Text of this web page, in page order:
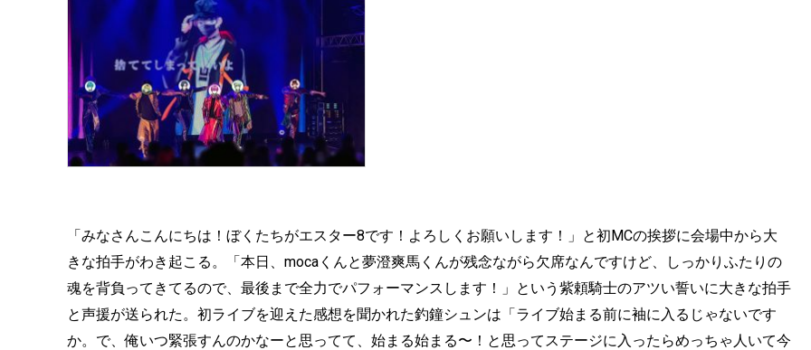
「みなさんこんにちは！ぼくたちがエスター8です！よろしくお願いします！」と初MCの挨拶に会場中から大
きな拍手がわき起こる。「本日、mocaくんと夢澄爽馬くんが残念ながら欠席なんですけど、しっかりふたりの
魂を背負ってきてるので、最後まで全力でパフォーマンスします！」という紫頼騎士のアツい誓いに大きな拍手
と声援が送られた。初ライブを迎えた感想を聞かれた釣鐘シュンは「ライブ始まる前に袖に入るじゃないです
か。で、俺いつ緊張すんのかなーと思ってて、始まる始まる〜！と思ってステージに入ったらめっちゃ人いて今